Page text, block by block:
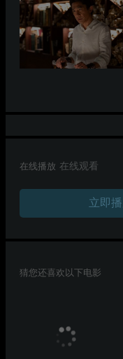
在线播放 在线观看
立即
猜您还喜欢以下电影